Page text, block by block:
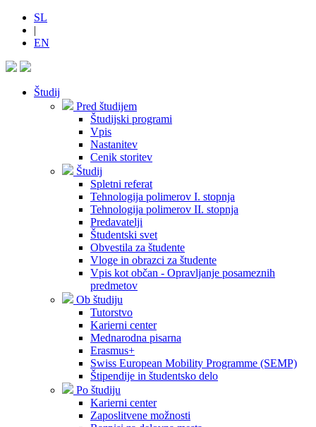
SL
|
EN
Študij
Pred študijem
Študijski programi
Vpis
Nastanitev
Cenik storitev
Študij
Spletni referat
Tehnologija polimerov I. stopnja
Tehnologija polimerov II. stopnja
Predavatelji
Študentski svet
Obvestila za študente
Vloge in obrazci za študente
Vpis kot občan - Opravljanje posameznih
predmetov
Ob študiju
Tutorstvo
Karierni center
Mednarodna pisarna
Erasmus+
Swiss European Mobility Programme (SEMP)
Štipendije in študentsko delo
Po študiju
Karierni center
Zaposlitvene možnosti